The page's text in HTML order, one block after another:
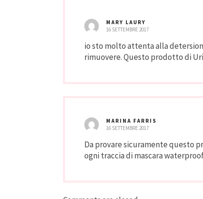
MARY LAURY
16 SETTEMBRE 2017
io sto molto attenta alla
rimuovere. Questo prodotto di
MARINA FARRIS
16 SETTEMBRE 2017
Da provare sicuramente questo
ogni traccia di mascara